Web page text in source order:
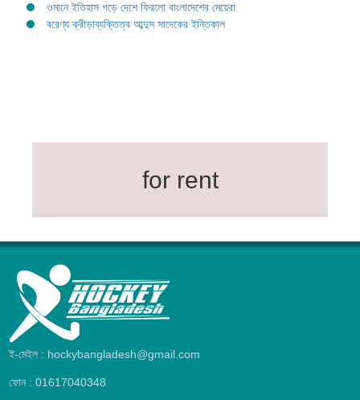
ওমানে ইতিহাস গড়ে দেশে ফিরলো বাংলাদেশের মেয়েরা
বরেণ্য ক্রীড়াব্যক্তিত্ব আব্দুস সাদেকের ইন্তিকাল
for rent
ই-মেইল : hockybangladesh@gmail.com
ফোন : 01617040348